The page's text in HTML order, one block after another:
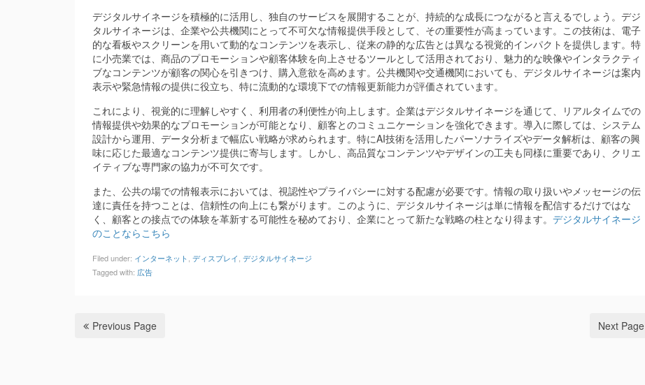
デジタルサイネージを積極的に活用し、独自のサービスを展開することが、持続的な成長につながると言えるでしょう。デジ
タルサイネージは、企業や公共機関にとって不可欠な情報提供手段として、その重要性が高まっています。この技術は、電子
的な看板やスクリーンを用いて動的なコンテンツを表示し、従来の静的な広告とは異なる視覚的インパクトを提供します。特
に小売業では、商品のプロモーションや顧客体験を向上させるツールとして活用されており、魅力的な映像やインタラクティ
ブなコンテンツが顧客の関心を引きつけ、購入意欲を高めます。公共機関や交通機関においても、デジタルサイネージは案内
表示や緊急情報の提供に役立ち、特に流動的な環境下での情報更新能力が評価されています。
これにより、視覚的に理解しやすく、利用者の利便性が向上します。企業はデジタルサイネージを通じて、リアルタイムでの
情報提供や効果的なプロモーションが可能となり、顧客とのコミュニケーションを強化できます。導入に際しては、システム
設計から運用、データ分析まで幅広い戦略が求められます。特にAI技術を活用したパーソナライズやデータ解析は、顧客の興
味に応じた最適なコンテンツ提供に寄与します。しかし、高品質なコンテンツやデザインの工夫も同様に重要であり、クリエ
イティブな専門家の協力が不可欠です。
また、公共の場での情報表示においては、視認性やプライバシーに対する配慮が必要です。情報の取り扱いやメッセージの伝
達に責任を持つことは、信頼性の向上にも繋がります。このように、デジタルサイネージは単に情報を配信するだけではな
く、顧客との接点での体験を革新する可能性を秘めており、企業にとって新たな戦略の柱となり得ます。 デジタルサイネージ
のことならこちら
Filed under: インターネット, ディスプレイ, デジタルサイネージ
Tagged with: 広告
Previous Page Next Page